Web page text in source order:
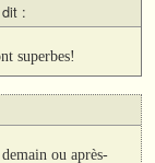
:
superbes!
ou après-